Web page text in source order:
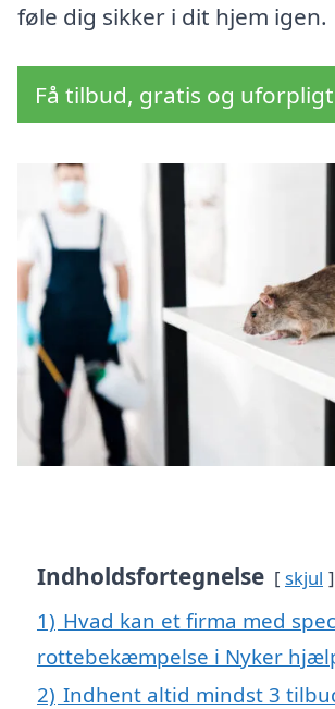
føle dig sikker i dit hjem igen.
Få tilbud, gratis og
Indholdsfortegnelse skjul
1) Hvad kan et firma med
rottebekæmpelse i Nyker
2) Indhent altid mindst 3